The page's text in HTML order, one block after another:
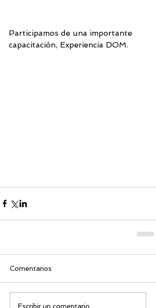
Participamos de una importante
capacitación, Experiencia DOM.
Comentarios
Escribir un comentario...